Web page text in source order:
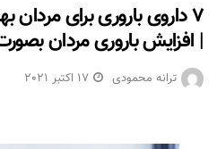
۷ داروی باروری برای
| افزایش باروری مردان
ترانه محمودی 17 اکتبر 2021